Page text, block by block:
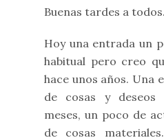
Buenas tardes a todos.
Hoy una entrada un
habitual pero creo
hace unos años. Una
de cosas y
meses, un poco de
de cosas